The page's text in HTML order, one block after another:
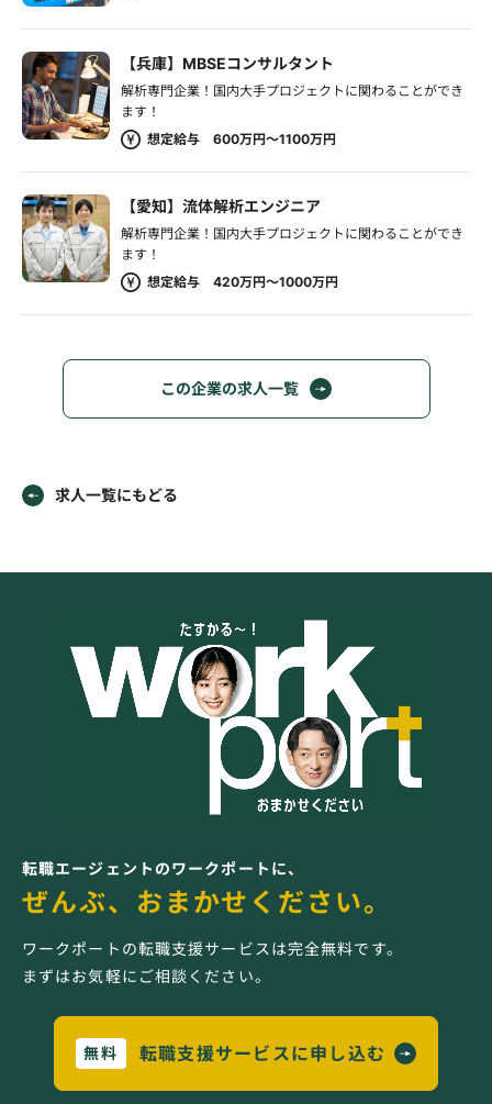
【兵庫】MBSEコンサルタント
解析専門企業！国内大手プロジェクトに関わることができ
ます！
想定給与 600万円～1100万円
【愛知】流体解析エンジニア
解析専門企業！国内大手プロジェクトに関わることができ
ます！
想定給与 420万円～1000万円
この企業の求人一覧
求人一覧にもどる
転職エージェントのワークポートに、
ぜんぶ、おまかせください。
ワークポートの転職支援サービスは完全無料です。
まずはお気軽にご相談ください。
無料 転職支援サービスに申し込む